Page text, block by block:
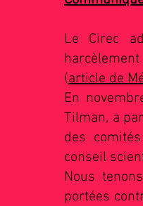
Le Cirec
(article de
En
Tilman, a
des
conseil
Nous
portées